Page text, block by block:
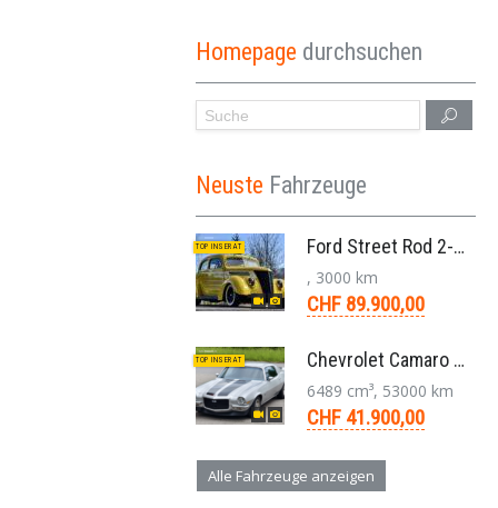
Homepage durchsuchen
Neuste Fahrzeuge
TOP INSERAT Ford Street Rod 2-Door V8 Aut. 1937
, 3000 km
CHF 89.900,00
TOP INSERAT Chevrolet Camaro SS 396 LS3 Coupe Aut. 1971
6489 cm³, 53000 km
CHF 41.900,00
Alle Fahrzeuge anzeigen